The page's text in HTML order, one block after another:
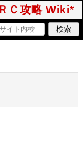
Ｃ攻略 Wiki*